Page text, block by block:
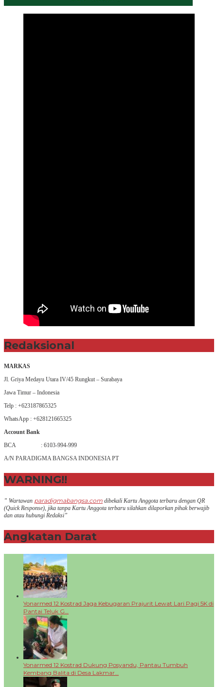
Redaksional
MARKAS
Jl. Griya Medayu Utara IV/45 Rungkut – Surabaya
Jawa Timur – Indonesia
Telp : +623187865325
WhatsApp : +628121665325
Account Bank
BCA : 6103-994-999
A/N PARADIGMA BANGSA INDONESIA PT
WARNING!!
” Wartawan paradigmabangsa.com dibekali Kartu Anggota terbaru dengan QR
(Quick Response), jika tanpa Kartu Anggota terbaru silahkan dilaporkan pihak berwajib
dan atau hubungi Redaksi”
Angkatan Darat
Yonarmed 12 Kostrad Jaga Kebugaran Prajurit Lewat Lari Pagi 5K di
Pantai Teluk G…
Yonarmed 12 Kostrad Dukung Posyandu, Pantau Tumbuh
Kembang Balita di Desa Lakmar…